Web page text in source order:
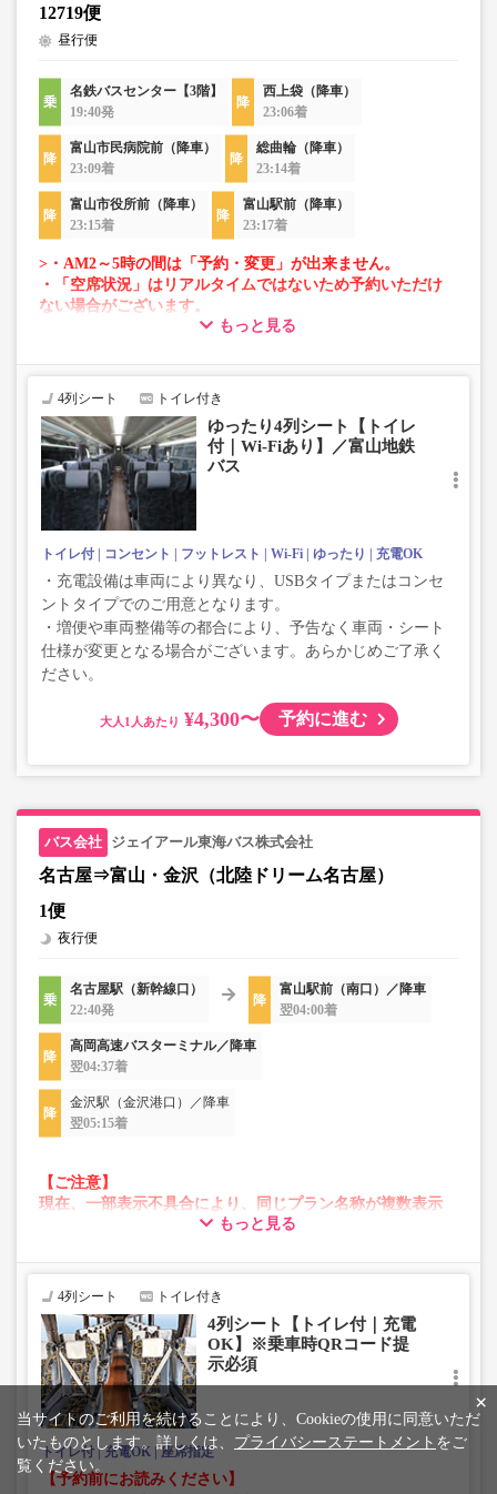
12719便
昼行便
名鉄バスセンター【3階】
19:40発
西上袋（降車）
23:06着
富山市民病院前（降車）
23:09着
総曲輪（降車）
23:14着
富山市役所前（降車）
23:15着
富山駅前（降車）
23:17着
>・AM2～5時の間は「予約・変更」が出来ません。
・「空席状況」はリアルタイムではないため予約いただけ
ない場合がございます。
・車両は予告なく変更となる場合がございます。これに伴
で、あらかじめご了承ください。
もっと見る
4列シート トイレ付き
ゆったり4列シート【トイレ
付｜Wi-Fiあり】／富山地鉄
バス
トイレ付 コンセント フットレスト Wi-Fi ゆったり 充電OK
・充電設備は車両により異なり、USBタイプまたはコンセ
ントタイプでのご用意となります。
・増便や車両整備等の都合により、予告なく車両・シート
仕様が変更となる場合がございます。あらかじめご了承く
ださい。
大人 ¥4,300〜 予約に進む
ジェイアール東海バス株式会社
名古屋⇒富山・金沢（北陸ドリーム名古屋）
1便
夜行便
名古屋駅（新幹線口）
22:40発
富山駅前（南口）／降車
翌04:00着
高岡高速バスターミナル／降車
翌04:37着
金沢駅（金沢港口）／降車
翌05:15着
【ご注意】
現在、一部表示不具合により、同じプラン名称が複数表示
される場合がございます。
います。
お手数をおかけいたしますが、エラー表示が出た場合は、
たします。
もっと見る
4列シート トイレ付き
4列シート【トイレ付｜充電
OK】※乗車時QRコード提
示必須
トイレ付 充電OK 座席指定
【予約前にお読みください】
×
当サイトのご利用を続けることにより、Cookieの使用に同意いただ
いたものとします。詳しくは、 プライバシーステートメント をご
覧ください。